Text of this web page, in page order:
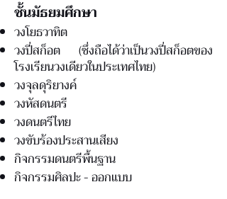
ชั้นมัธยมศึกษา
วงโยธวาทิต
วงปี่สก็อต (ซึ่งถือได้ว่าเป็นวงปี่สก็อตของ
โรงเรียนวงเดียวในประเทศไทย)
วงจุลดุริยางค์
วงหัสดนตรี
วงดนตรีไทย
วงขับร้องประสานเสียง
กิจกรรมดนตรีพื้นฐาน
กิจกรรมศิลปะ - ออกแบบ